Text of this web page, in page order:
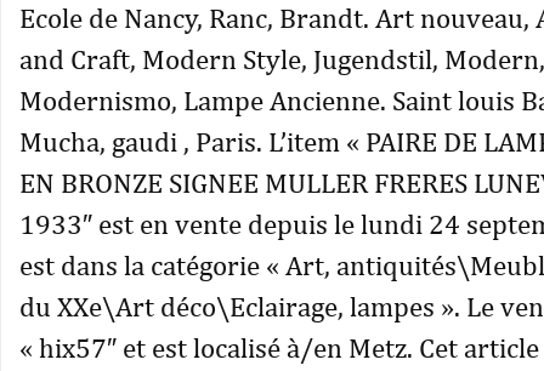
Ecole de Nancy, Ranc, Brandt. Art nouveau,
and Craft, Modern Style, Jugendstil,
Modernismo, Lampe Ancienne. Saint louis
Mucha, gaudi , Paris. L’item « PAIRE DE
EN BRONZE SIGNEE MULLER FRERES
1933″ est en vente depuis le lundi 24
est dans la catégorie « Art,
du XXe\Art déco\Eclairage, lampes ». Le
« hix57″ et est localisé à/en Metz. Cet